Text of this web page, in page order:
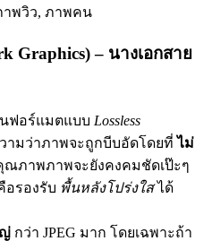
พวิว, ภาพคน
Graphics) – นางเอกสาย
นฟอร์แมตแบบ Lossless
ามว่าภาพจะถูกบีบอัดโดยที่ไม่
ณภาพภาพจะยังคงคมชัดเป๊ะๆ
รองรับ พื้นหลังโปร่งใสได้
กว่า JPEG มาก โดยเฉพาะถ้า